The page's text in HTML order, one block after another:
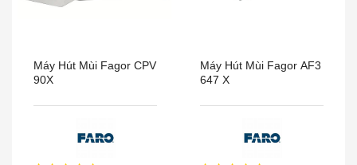
Máy Hút Mùi Fagor CPV
90X
Máy Hút Mùi Fagor AF3
647 X